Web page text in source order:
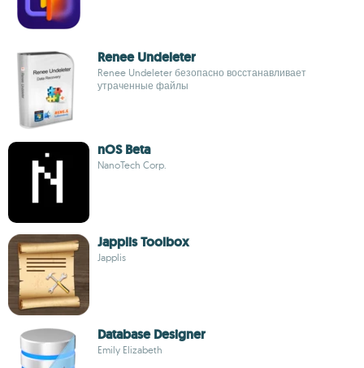
Renee Undeleter
Renee Undeleter безопасно восстанавливает
утраченные файлы
nOS Beta
NanoTech Corp.
Japplis Toolbox
Japplis
Database Designer
Emily Elizabeth